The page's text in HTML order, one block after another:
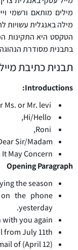
מילים מותאם ורשמי
מילה באנגלית עשויות
הטקסט היא התקינות
בתבנית מסודרת
תבנית כתיבת
Introductions:
Sir/Madam,
May Concern,
Opening Paragraph
the season.
the phone
yesterday.
you again.
July 11th…
of (April 12).